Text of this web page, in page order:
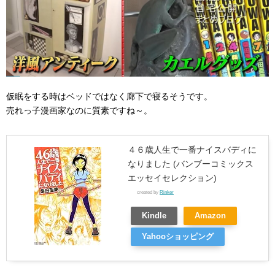
仮眠をする時はベッドではなく廊下で寝るそうです。
売れっ子漫画家なのに質素ですね～。
４６歳人生で一番ナイスバディに
なりました (バンブーコミックス
エッセイセレクション)
created by Rinker
Kindle Amazon
Yahooショッピング